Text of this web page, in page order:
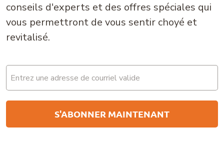
conseils d'experts et des offres spéciales qui
vous permettront de vous sentir choyé et
revitalisé.
Email
(Nécessaire)